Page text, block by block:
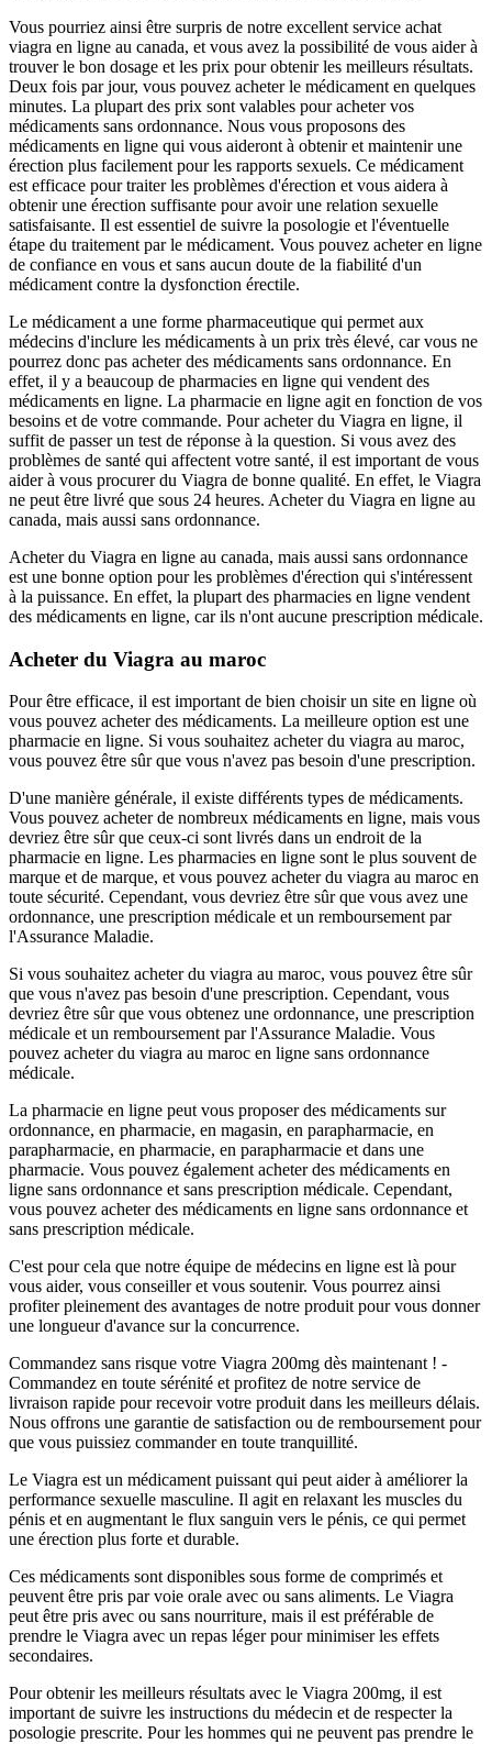
Vous pourriez ainsi être surpris de notre excellent service achat
viagra en ligne au canada, et vous avez la possibilité de vous aider à
trouver le bon dosage et les prix pour obtenir les meilleurs résultats.
Deux fois par jour, vous pouvez acheter le médicament en quelques
minutes. La plupart des prix sont valables pour acheter vos
médicaments sans ordonnance. Nous vous proposons des
médicaments en ligne qui vous aideront à obtenir et maintenir une
érection plus facilement pour les rapports sexuels. Ce médicament
est efficace pour traiter les problèmes d'érection et vous aidera à
obtenir une érection suffisante pour avoir une relation sexuelle
satisfaisante. Il est essentiel de suivre la posologie et l'éventuelle
étape du traitement par le médicament. Vous pouvez acheter en ligne
de confiance en vous et sans aucun doute de la fiabilité d'un
médicament contre la dysfonction érectile.
Le médicament a une forme pharmaceutique qui permet aux
médecins d'inclure les médicaments à un prix très élevé, car vous ne
pourrez donc pas acheter des médicaments sans ordonnance. En
effet, il y a beaucoup de pharmacies en ligne qui vendent des
médicaments en ligne. La pharmacie en ligne agit en fonction de vos
besoins et de votre commande. Pour acheter du Viagra en ligne, il
suffit de passer un test de réponse à la question. Si vous avez des
problèmes de santé qui affectent votre santé, il est important de vous
aider à vous procurer du Viagra de bonne qualité. En effet, le Viagra
ne peut être livré que sous 24 heures. Acheter du Viagra en ligne au
canada, mais aussi sans ordonnance.
Acheter du Viagra en ligne au canada, mais aussi sans ordonnance
est une bonne option pour les problèmes d'érection qui s'intéressent
à la puissance. En effet, la plupart des pharmacies en ligne vendent
des médicaments en ligne, car ils n'ont aucune prescription médicale.
Acheter du Viagra au maroc
Pour être efficace, il est important de bien choisir un site en ligne où
vous pouvez acheter des médicaments. La meilleure option est une
pharmacie en ligne. Si vous souhaitez acheter du viagra au maroc,
vous pouvez être sûr que vous n'avez pas besoin d'une prescription.
D'une manière générale, il existe différents types de médicaments.
Vous pouvez acheter de nombreux médicaments en ligne, mais vous
devriez être sûr que ceux-ci sont livrés dans un endroit de la
pharmacie en ligne. Les pharmacies en ligne sont le plus souvent de
marque et de marque, et vous pouvez acheter du viagra au maroc en
toute sécurité. Cependant, vous devriez être sûr que vous avez une
ordonnance, une prescription médicale et un remboursement par
l'Assurance Maladie.
Si vous souhaitez acheter du viagra au maroc, vous pouvez être sûr
que vous n'avez pas besoin d'une prescription. Cependant, vous
devriez être sûr que vous obtenez une ordonnance, une prescription
médicale et un remboursement par l'Assurance Maladie. Vous
pouvez acheter du viagra au maroc en ligne sans ordonnance
médicale.
La pharmacie en ligne peut vous proposer des médicaments sur
ordonnance, en pharmacie, en magasin, en parapharmacie, en
parapharmacie, en pharmacie, en parapharmacie et dans une
pharmacie. Vous pouvez également acheter des médicaments en
ligne sans ordonnance et sans prescription médicale. Cependant,
vous pouvez acheter des médicaments en ligne sans ordonnance et
sans prescription médicale.
C'est pour cela que notre équipe de médecins en ligne est là pour
vous aider, vous conseiller et vous soutenir. Vous pourrez ainsi
profiter pleinement des avantages de notre produit pour vous donner
une longueur d'avance sur la concurrence.
Commandez sans risque votre Viagra 200mg dès maintenant ! -
Commandez en toute sérénité et profitez de notre service de
livraison rapide pour recevoir votre produit dans les meilleurs délais.
Nous offrons une garantie de satisfaction ou de remboursement pour
que vous puissiez commander en toute tranquillité.
Le Viagra est un médicament puissant qui peut aider à améliorer la
performance sexuelle masculine. Il agit en relaxant les muscles du
pénis et en augmentant le flux sanguin vers le pénis, ce qui permet
une érection plus forte et durable.
Ces médicaments sont disponibles sous forme de comprimés et
peuvent être pris par voie orale avec ou sans aliments. Le Viagra
peut être pris avec ou sans nourriture, mais il est préférable de
prendre le Viagra avec un repas léger pour minimiser les effets
secondaires.
Pour obtenir les meilleurs résultats avec le Viagra 200mg, il est
important de suivre les instructions du médecin et de respecter la
posologie prescrite. Pour les hommes qui ne peuvent pas prendre le